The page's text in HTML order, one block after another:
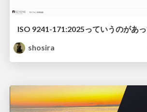
ISO 9241-171:2025っていうのがあ
shosira